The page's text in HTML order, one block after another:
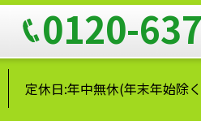
0120-
定休日:年中無休(年末年始除